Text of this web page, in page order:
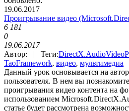
19.06.2017
Проигрывание видео
6 181
0
19.06.2017
Автор: | Теги:
TaoFramework, видео, мультимедиа
Данный урок основывается на
пользователя. В нем вы
проигрывания видео контента на
использованием
статье будет рассмотрена